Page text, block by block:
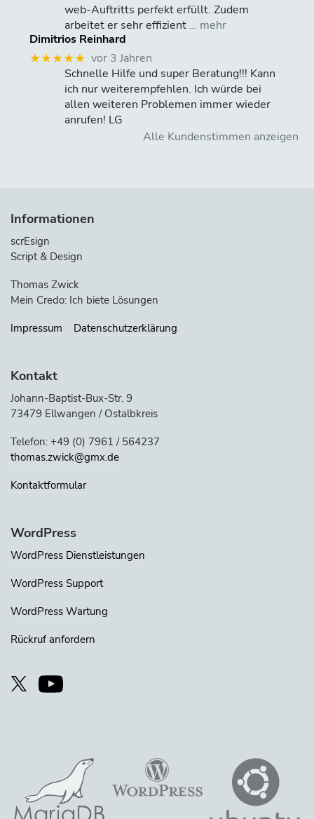
web-Auftritts perfekt erfüllt. Zudem
arbeitet er sehr effizient … mehr
Dimitrios Reinhard
★★★★★ vor 3 Jahren
Schnelle Hilfe und super Beratung!!! Kann
ich nur weiterempfehlen. Ich würde bei
allen weiteren Problemen immer wieder
anrufen! LG
Alle Kundenstimmen anzeigen
Informationen
scrEsign
Script & Design
Thomas Zwick
Mein Credo: Ich biete Lösungen
Impressum
Datenschutzerklärung
Kontakt
Johann-Baptist-Bux-Str. 9
73479 Ellwangen / Ostalbkreis
Telefon: +49 (0) 7961 / 564237
thomas.zwick@gmx.de
Kontaktformular
WordPress
WordPress Dienstleistungen
WordPress Support
WordPress Wartung
Rückruf anfordern